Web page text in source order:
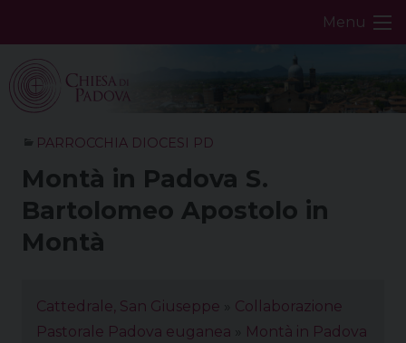
Menu
PARROCCHIA DIOCESI PD
Montà in Padova S.
Bartolomeo Apostolo in
Montà
Cattedrale, San Giuseppe
Collaborazione
Pastorale Padova euganea
Montà in Padova